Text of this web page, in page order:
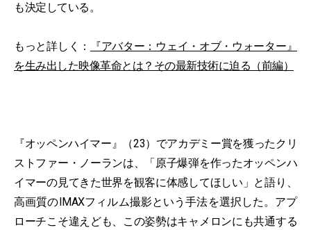
も決定している。
もっと詳しく：
『アバター：ウェイ・オブ・ウォーター』
を生み出した映像革命とは？その最新技術に迫る（前編）
『オッペンハイマー』（23）でアカデミー賞を獲ったクリ
ストファー・ノーランは、「原子爆弾を作ったオッペンハ
イマーの見てきた世界を観客に体感してほしい」と語り、
高画質のIMAXフィルム撮影という手法を選択した。アプ
ローチこそ違えども、この姿勢はキャメロンにも共通する